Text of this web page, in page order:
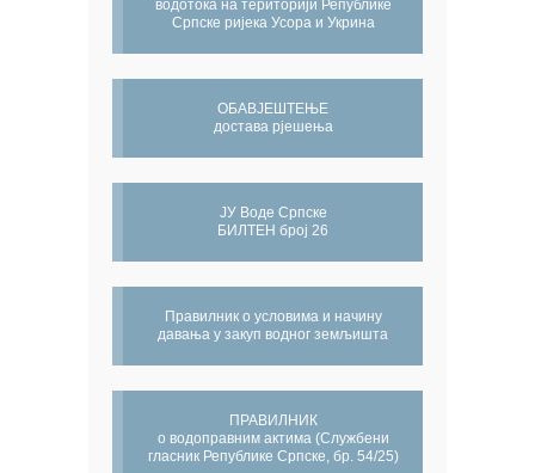
водотока на територији Републике
Српске ријека Усора и Укрина
ОБАВЈЕШТЕЊЕ
достава рјешења
ЈУ Воде Српске
БИЛТЕН број 26
Правилник о условима и начину
давања у закуп водног земљишта
ПРАВИЛНИК
о водоправним актима (Службени
гласник Републике Српске, бр. 54/25)